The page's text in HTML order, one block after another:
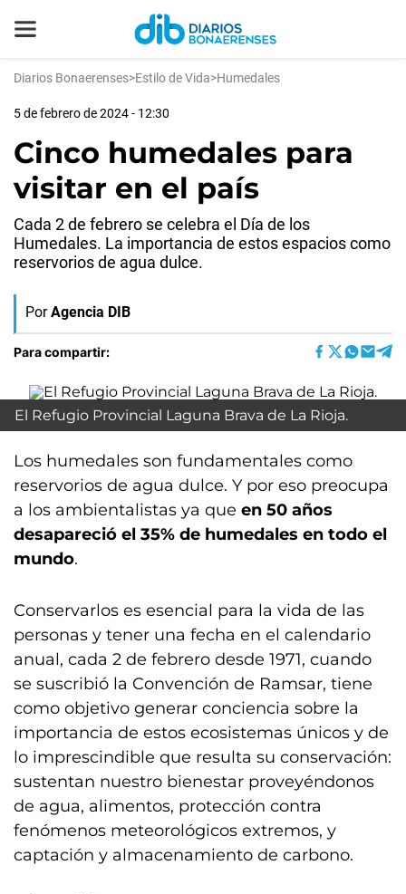
Diarios Bonaerenses>Estilo de Vida>Humedales
5 de febrero de 2024 - 12:30
Cinco humedales para
visitar en el país
Cada 2 de febrero se celebra el Día de los
Humedales. La importancia de estos espacios como
reservorios de agua dulce.
Por Agencia DIB
Para compartir:
El Refugio Provincial Laguna Brava de La Rioja.
Los humedales son fundamentales como
reservorios de agua dulce. Y por eso preocupa
a los ambientalistas ya que en 50 años
desapareció el 35% de humedales en todo el
mundo.
Conservarlos es esencial para la vida de las
personas y tener una fecha en el calendario
anual, cada 2 de febrero desde 1971, cuando
se suscribió la Convención de Ramsar, tiene
como objetivo generar conciencia sobre la
importancia de estos ecosistemas únicos y de
lo imprescindible que resulta su conservación:
sustentan nuestro bienestar proveyéndonos
de agua, alimentos, protección contra
fenómenos meteorológicos extremos, y
captación y almacenamiento de carbono.